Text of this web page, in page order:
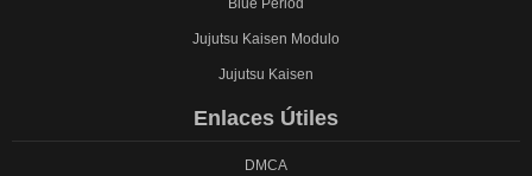
Blue Period
Jujutsu Kaisen Modulo
Jujutsu Kaisen
Enlaces Útiles
DMCA